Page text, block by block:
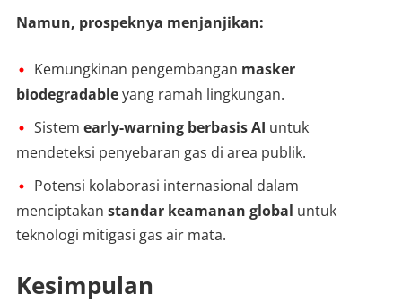
Namun, prospeknya menjanjikan:
Kemungkinan pengembangan masker
biodegradableyang ramah lingkungan.
Sistem early-warning berbasis AI untuk
mendeteksi penyebaran gas di area publik.
Potensi kolaborasi internasional dalam
menciptakan standar keamanan global untuk
teknologi mitigasi gas air mata.
Kesimpulan